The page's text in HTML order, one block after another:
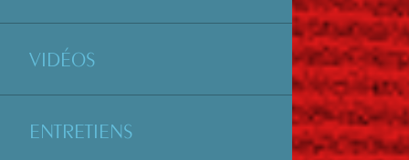
VIDÉOS
ENTRETIENS